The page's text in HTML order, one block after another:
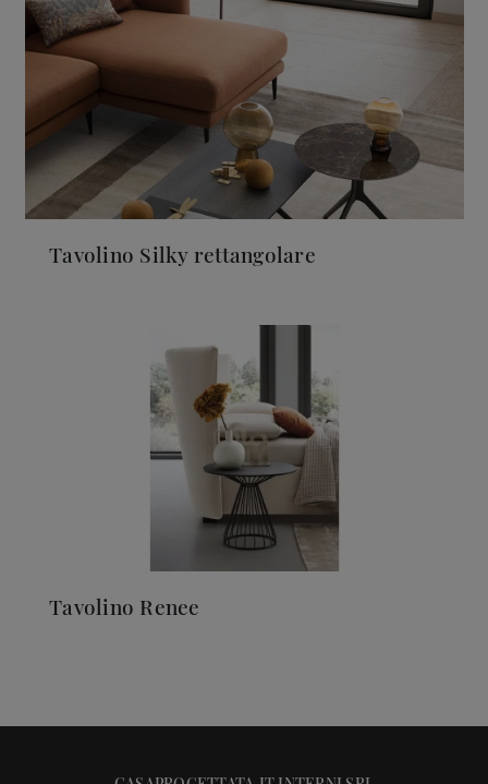
Tavolino Silky rettangolare
Tavolino Renee